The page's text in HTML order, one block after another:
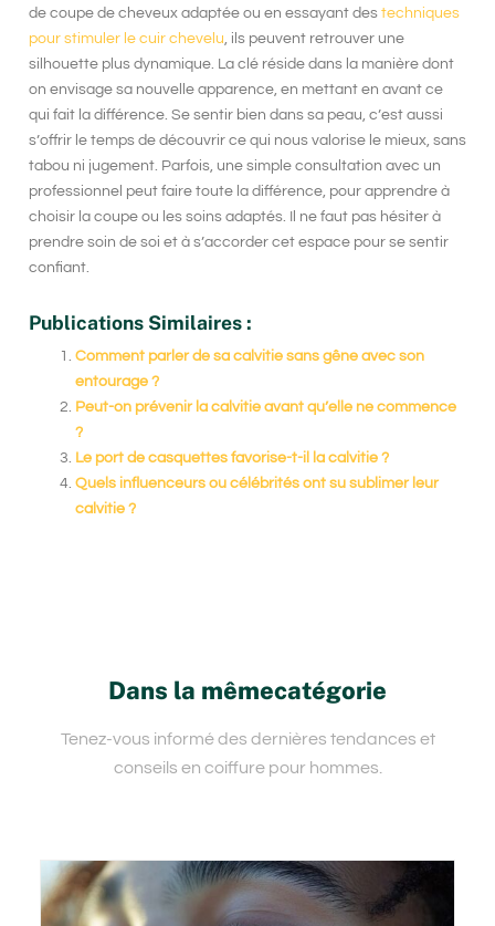
de coupe de cheveux adaptée ou en essayant des techniques
pour stimuler le cuir chevelu , ils peuvent retrouver une
silhouette plus dynamique. La clé réside dans la manière dont
on envisage sa nouvelle apparence, en mettant en avant ce
qui fait la différence. Se sentir bien dans sa peau, c’est aussi
s’offrir le temps de découvrir ce qui nous valorise le mieux, sans
tabou ni jugement. Parfois, une simple consultation avec un
professionnel peut faire toute la différence, pour apprendre à
choisir la coupe ou les soins adaptés . Il ne faut pas hésiter à
prendre soin de soi et à s’accorder cet espace pour se sentir
confiant.
Publications Similaires :
Comment parler de sa calvitie sans gêne avec son
entourage ?
Peut-on prévenir la calvitie avant qu’elle ne commence
?
Le port de casquettes favorise-t-il la calvitie ?
Quels influenceurs ou célébrités ont su sublimer leur
calvitie ?
Dans la mêmecatégorie
Tenez-vous informé des dernières tendances et
conseils en coiffure pour hommes.